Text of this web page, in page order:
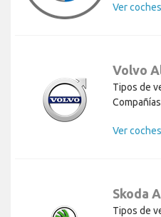
Ver
Volvo
Tipos de
Ver
Skoda
Tipos de